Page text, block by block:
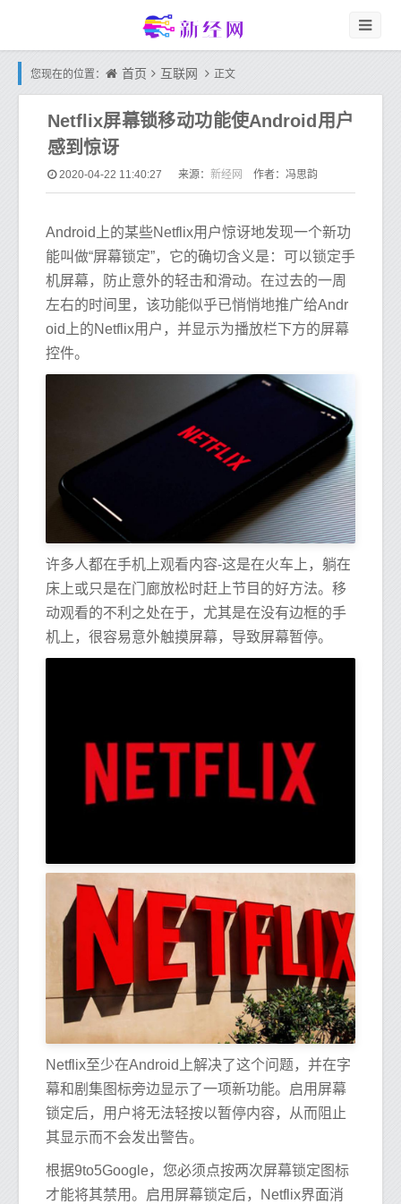
您现在的位置： 首页 互联网 正文
Netflix屏幕锁移动功能使Android用户
感到惊讶
2020-04-22 11:40:27 来源： 新经网 作者：冯思韵
Android上的某些Netflix用户惊讶地发现一个新功
能叫做“屏幕锁定”，它的确切含义是：可以锁定手
机屏幕，防止意外的轻击和滑动。在过去的一周
左右的时间里，该功能似乎已悄悄地推广给Andr
oid上的Netflix用户，并显示为播放栏下方的屏幕
控件。
许多人都在手机上观看内容-这是在火车上，躺在
床上或只是在门廊放松时赶上节目的好方法。移
动观看的不利之处在于，尤其是在没有边框的手
机上，很容易意外触摸屏幕，导致屏幕暂停。
Netflix至少在Android上解决了这个问题，并在字
幕和剧集图标旁边显示了一项新功能。启用屏幕
锁定后，用户将无法轻按以暂停内容，从而阻止
其显示而不会发出警告。
根据9to5Google，您必须点按两次屏幕锁定图标
才能将其禁用。启用屏幕锁定后，Netflix界面消